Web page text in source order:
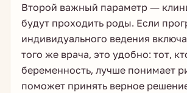
Второй важный параметр —
будут проходить роды. Если
индивидуального ведения
того же врача, это удобно: тот,
беременность, лучше понимает
поможет принять верное